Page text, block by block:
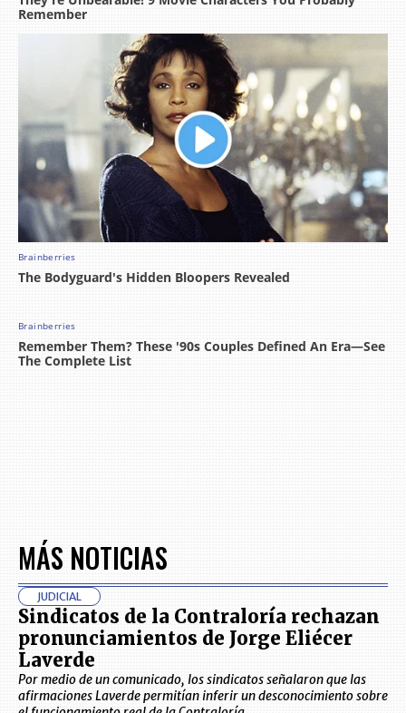
MÁS NOTICIAS
JUDICIAL
Sindicatos de la Contraloría rechazan
pronunciamientos de Jorge Eliécer
Laverde
Por medio de un comunicado, los sindicatos señalaron que las
afirmaciones Laverde permitían inferir un desconocimiento sobre